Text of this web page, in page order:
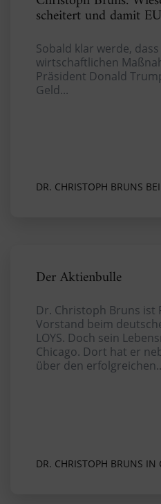
scheitert und damit
Sobald klar werde,
wirtschaftlichen
Präsident Donald
Geld...
DR. CHRISTOPH BRUNS
Der Aktienbulle
Dr. Christoph Bruns ist
Vorstand beim
LOYS. Doch sein
Chicago. Dort hat er
über den
DR. CHRISTOPH BRUNS IN